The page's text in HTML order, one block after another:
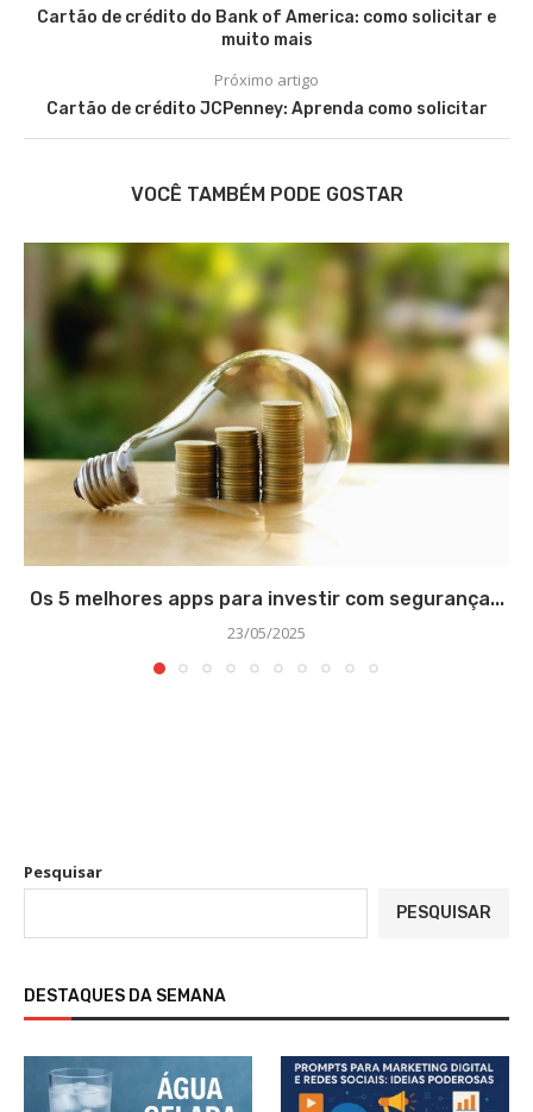
Cartão de crédito do Bank of America: como solicitar e
muito mais
Próximo artigo
Cartão de crédito JCPenney: Aprenda como solicitar
VOCÊ TAMBÉM PODE GOSTAR
Os 5 melhores apps para investir com segurança...
23/05/2025
Pesquisar
PESQUISAR
DESTAQUES DA SEMANA